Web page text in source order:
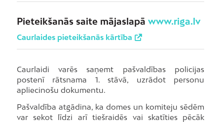
Pieteikšanās saite mājaslapā www.riga.lv
Caurlaides pieteikšanās kārtība
Caurlaidi varēs saņemt pašvaldības policijas
postenī rātsnama 1. stāvā, uzrādot personu
apliecinošu dokumentu.
Pašvaldība atgādina, ka domes un komiteju sēdēm
var sekot līdzi arī tiešraidēs vai skatīties pēcāk